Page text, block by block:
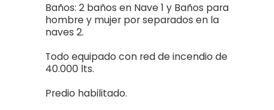
Baños: 2 baños en Nave 1 y Baños para
hombre y mujer por separados en la
naves 2.
Todo equipado con red de incendio de
40.000 lts.
Predio habilitado.